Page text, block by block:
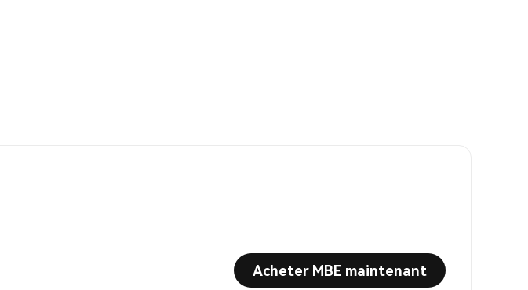
Acheter MBE maintenant